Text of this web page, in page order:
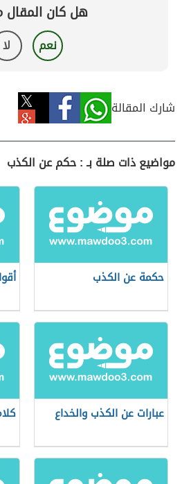
هل كان المقال
نعم لا
شارك المقالة
مواضيع ذات صلة بـ : حكم عن الكذب
حكمة عن الكذب
عبارات عن الكذب والخداع